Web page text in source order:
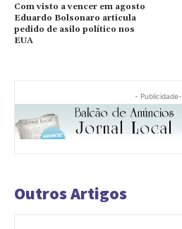
Com visto a vencer em agosto
Eduardo Bolsonaro articula
pedido de asilo político nos
EUA
- Publicidade-
Outros Artigos